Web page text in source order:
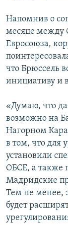
Напомнив о
месяце между
Евросоюза,
что Брюссель
инициативу и
«Думаю, что
возможно на
Нагорном
в том, что для
установили
ОБСЕ, а также
Мадридские
Тем не менее,
будет